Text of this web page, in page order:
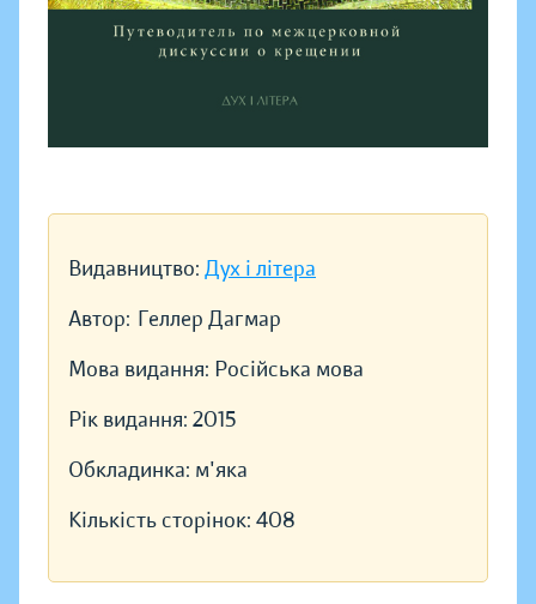
Видавництво: Дух і літера
Автор: Геллер Дагмар
Мова видання: Російська мова
Рік видання: 2015
Обкладинка: м'яка
Кількість сторінок: 408